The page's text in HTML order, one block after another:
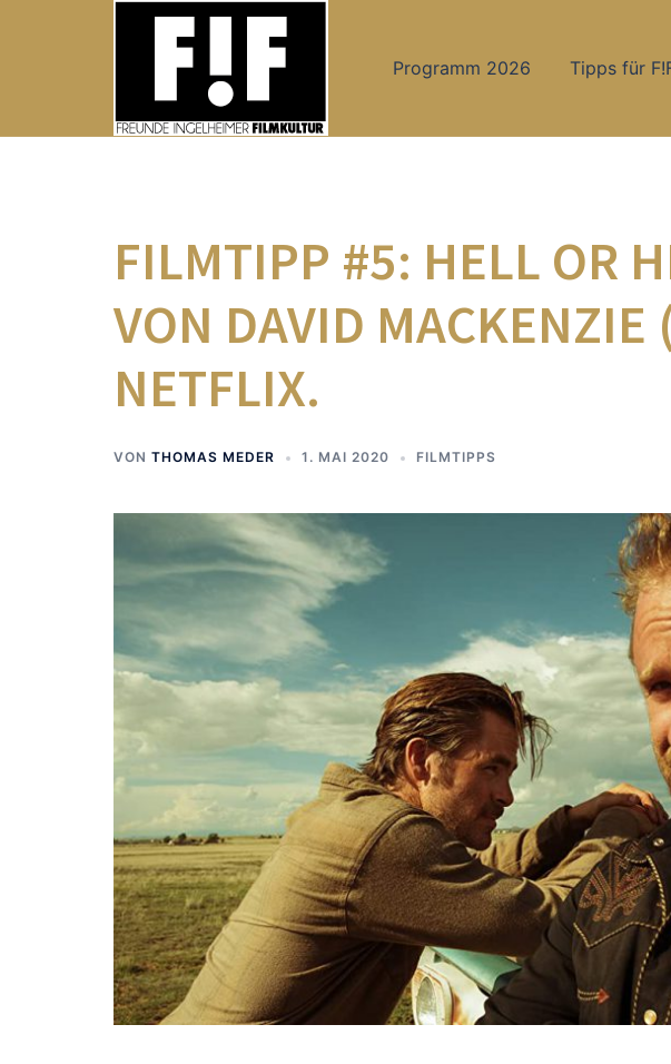
Programm 2026 Tipps für
FILMTIPP #5: HELL OR
VON DAVID
NETFLIX.
VON THOMAS MEDER 1. MAI 2020 FILMTIPPS